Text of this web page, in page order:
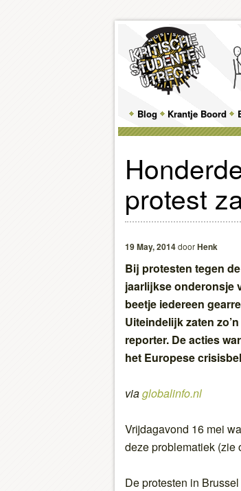
Main
menu
Skip
to
primary
Skip
to
secondary
Blog Krantje Boord
protest
19 May, 2014doorHenk
Bij protesten tegen
jaarlijkse onderonsje
beetje iedereen
Uiteindelijk zaten
reporter. De acties
het Europese
viaglobalinfo.nl
Vrijdagavond 16 mei
deze problematiek (zie
De protesten in